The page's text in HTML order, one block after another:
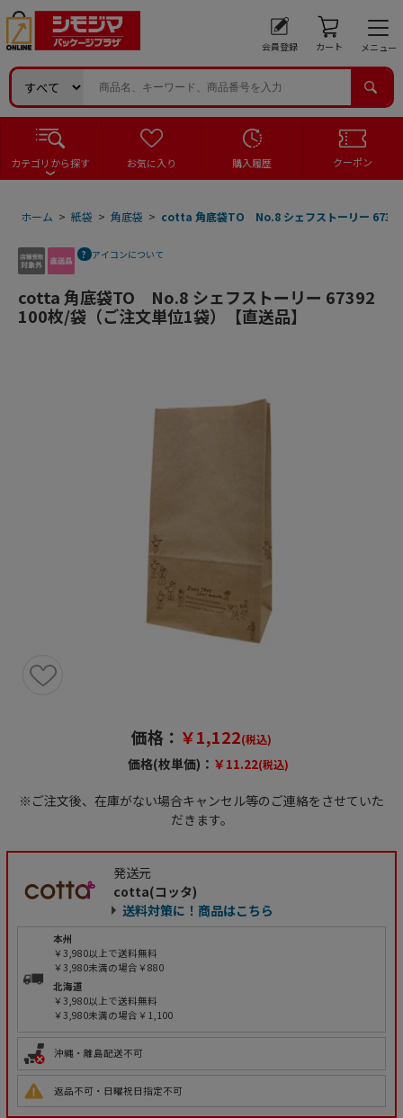
会員登録 カート メニュー
カテゴリから探す お気に入り 購入履歴 クーポン
ホーム > 紙袋 > 角底袋 > cotta 角底袋TO No.8 シェフストーリー
アイコンについて
cotta 角底袋TO No.8 シェフストーリー 67392
100枚/袋（ご注文単位1袋）【直送品】
価格： ￥1,122(税込)
価格(枚単価)： ￥11.22(税込)
※ご注文後、在庫がない場合キャンセル等のご連絡をさせていた
だきます。
発送元
cotta(コッタ)
送料対策に！商品はこちら
本州
￥3,980以上で送料無料
￥3,980未満の場合￥880
北海道
￥3,980以上で送料無料
￥3,980未満の場合￥1,100
沖縄・離島配送不可
返品不可・日曜祝日指定不可